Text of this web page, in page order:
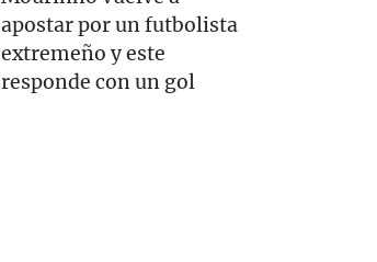
apostar por un futbolista
extremeño y este
responde con un gol